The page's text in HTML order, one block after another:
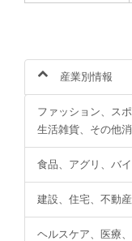
産業別情報
ファッション、スポ
生活雑貨、その他
食品、アグリ、バ
建設、住宅、不動
ヘルスケア、医療